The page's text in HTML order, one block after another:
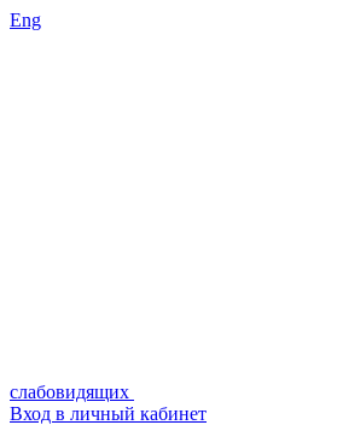
Eng
слабовидящих
Вход в личный кабинет